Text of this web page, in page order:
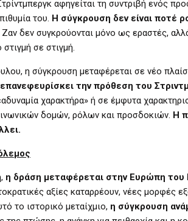
αφηγείται τη συντριβή ενός
του. Η σύγκρουση δεν είναι ποτέ
Ζαν δεν συγκρούονται μόνο ως εραστές,
σε στιγμή.
η σύγκρουση μεταφέρεται σε νέο
την πρόθεση του
χαρακτήρα» ή σε έμφυτα
δομών, ρόλων και προσδοκιών. Η
, η δράση μεταφέρεται στην Ευρώπη
αξίες καταρρέουν, νέες μορφές
το ιστορικό μεταίχμιο, η σύγκρουση